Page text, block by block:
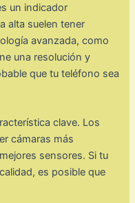
un indicador
alta suelen tener
avanzada, como
una resolución y
que tu teléfono sea
clave. Los
cámaras más
sensores. Si tu
es posible que